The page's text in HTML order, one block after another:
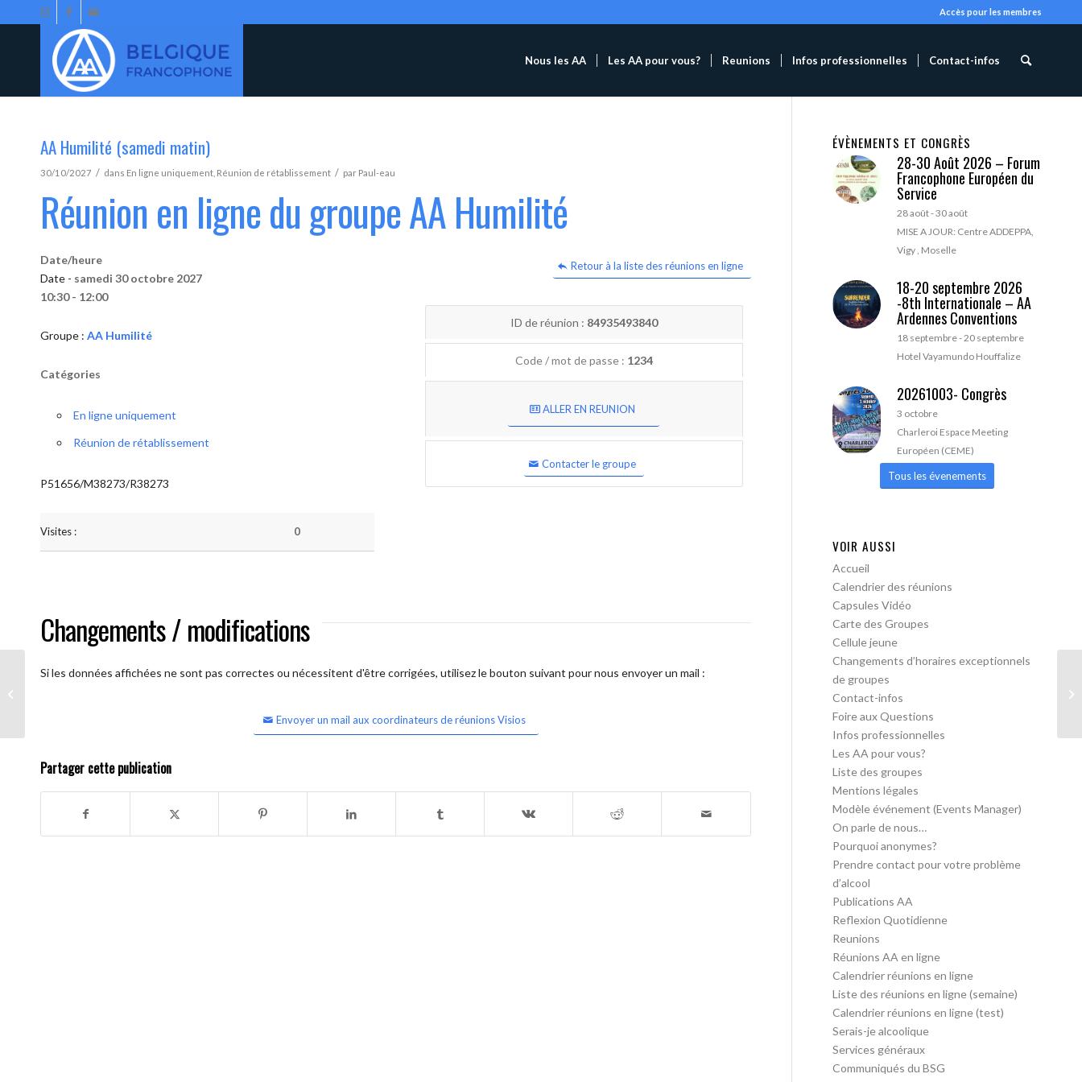
Accès pour les membres
Nous les AA Les AA pour vous? Reunions Infos professionnelles Contact-infos
AA Humilité (samedi matin)
30/10/2027 / dans En ligne uniquement Réunion de rétablissement / par Paul-eau
Réunion en ligne du groupe AA Humilité
Retour à la liste des réunions en ligne
Date/heure
Date - samedi 30 octobre 2027
10:30 - 12:00
Groupe : AA Humilité
Catégories
En ligne uniquement
Réunion de rétablissement
P51656/M38273/R38273
Visites : 0
ID de réunion : 84935493840
Code / mot de passe : 1234
ALLER EN REUNION
Contacter le groupe
Changements / modifications
Si les données affichées ne sont pas correctes ou nécessitent d'être corrigées, utilisez le bouton suivant pour nous envoyer un mail :
Envoyer un mail aux coordinateurs de réunions Visios
Partager cette publication
ÉVÈNEMENTS ET CONGRÈS
28-30 Août 2026 – Forum
Francophone Européen du
Service
28 août-30 août
MISE A JOUR: Centre ADDEPPA,
Vigy , Moselle
18-20 septembre 2026
-8th Internationale – AA
Ardennes Conventions
18 septembre-20 septembre
Hotel Vayamundo Houffalize
20261003- Congrès
3 octobre
Charleroi Espace Meeting
Européen (CEME)
Tous les évenements
VOIR AUSSI
Accueil
Calendrier des réunions
Capsules Vidéo
Carte des Groupes
Cellule jeune
Changements d’horaires exceptionnels
de groupes
Contact-infos
Foire aux Questions
Infos professionnelles
Les AA pour vous?
Liste des groupes
Mentions légales
Modèle événement (Events Manager)
On parle de nous…
Pourquoi anonymes?
Prendre contact pour votre problème
d’alcool
Publications AA
Reflexion Quotidienne
Reunions
Réunions AA en ligne
Calendrier réunions en ligne
Liste des réunions en ligne (semaine)
Calendrier réunions en ligne (test)
Serais-je alcoolique
Services généraux
Communiqués du BSG